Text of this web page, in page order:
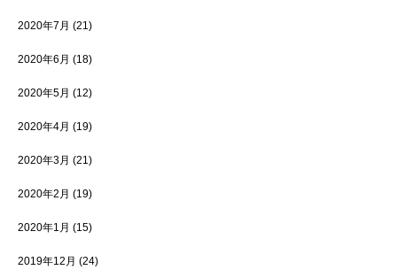
2020年7月 (21)
2020年6月 (18)
2020年5月 (12)
2020年4月 (19)
2020年3月 (21)
2020年2月 (19)
2020年1月 (15)
2019年12月 (24)